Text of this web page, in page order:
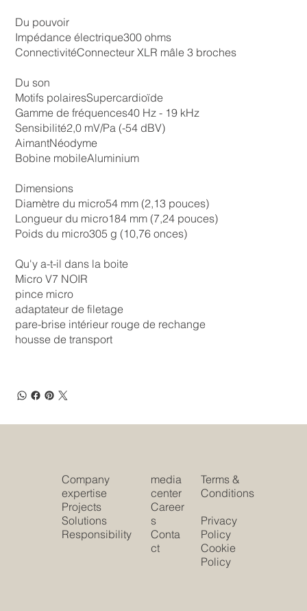
Du pouvoir
Impédance électrique300 ohms
ConnectivitéConnecteur XLR mâle 3 broches
Du son
Motifs polairesSupercardioïde
Gamme de fréquences40 Hz - 19 kHz
Sensibilité2,0 mV/Pa (-54 dBV)
AimantNéodyme
Bobine mobileAluminium
Dimensions
Diamètre du micro54 mm (2,13 pouces)
Longueur du micro184 mm (7,24 pouces)
Poids du micro305 g (10,76 onces)
Qu'y a-t-il dans la boite
Micro V7 NOIR
pince micro
adaptateur de filetage
pare-brise intérieur rouge de rechange
housse de transport
Company
expertise
Projects
Solutions
Responsibility
media
center
Career
s
Conta
ct
Terms &
Conditions
Privacy
Policy
Cookie
Policy